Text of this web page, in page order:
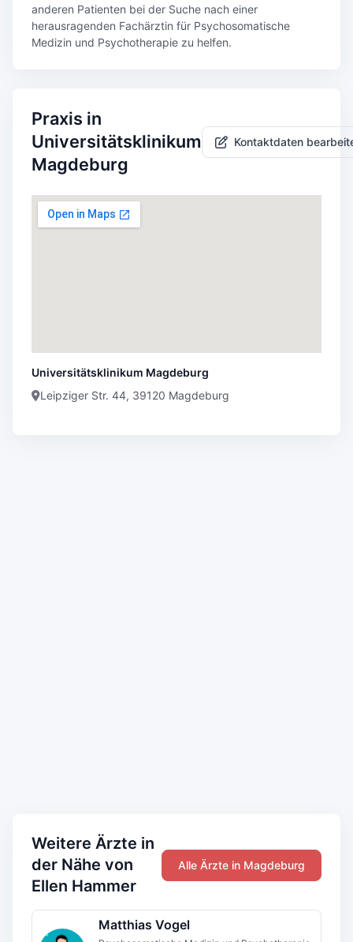
anderen Patienten bei der Suche nach einer
herausragenden Fachärztin für Psychosomatische
Medizin und Psychotherapie zu helfen.
Praxis in
Universitätsklinikum
Magdeburg
Kontaktdaten
Universitätsklinikum Magdeburg
Leipziger Str. 44, 39120 Magdeburg
Weitere Ärzte in
der Nähe von
Ellen Hammer
Alle Ärzte in Magdeburg
Matthias Vogel